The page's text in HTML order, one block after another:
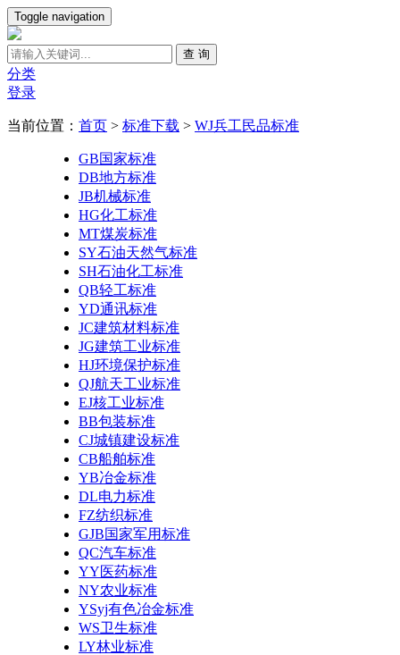
Toggle navigation
查 询
分类
登录
当前位置： 首页 > 标准下载 > WJ兵工民品标准
GB国家标准
DB地方标准
JB机械标准
HG化工标准
MT煤炭标准
SY石油天然气标准
SH石油化工标准
QB轻工标准
YD通讯标准
JC建筑材料标准
JG建筑工业标准
HJ环境保护标准
QJ航天工业标准
EJ核工业标准
BB包装标准
CJ城镇建设标准
CB船舶标准
YB冶金标准
DL电力标准
FZ纺织标准
GJB国家军用标准
QC汽车标准
YY医药标准
NY农业标准
YSyj有色冶金标准
WS卫生标准
LY林业标准